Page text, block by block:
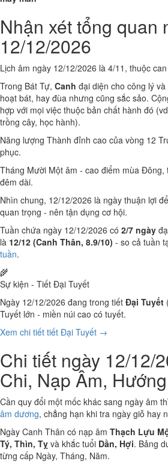
Nhận xét tổng quan
12/12/2026
Lịch âm ngày 12/12/2026 là 4/11, thuộc
Trong Bát Tự, Canh đại diện cho công lý
hoạt bát, hay đùa nhưng cũng sắc sảo.
hợp với mọi việc thuộc bản chất hành đó
trồng cây, học hành).
Năng lượng Thành đỉnh cao của vòng 12
phục.
Tháng Mười Một âm - cao điểm mùa Đông,
đêm dài.
Nhìn chung, 12/12/2026 là ngày thuận lợi
quan trọng - nên tận dụng cơ hội.
Tuần chứa ngày 12/12/2026 có 2/7 ngày
là 12/12 (Canh Thân, 8.9/10) - so cả tuần
tuần.
🌾
Sự kiện - Tiết Đại Tuyết
Ngày 12/12/2026 đang trong tiết Đại Tuyết
Tuyết lớn - miền núi cao có tuyết.
Xem chi tiết tiết Đại Tuyết →
Chi tiết ngày 12/12/
Chi, Nạp Âm, Hướng
Cần quy đổi một mốc khác sang ngày âm
âm dương, chẳng hạn khi tra ngày giỗ hay
Ngày Canh Thân có nạp âm Thạch Lựu
Tý, Thìn, Tỵ và khắc tuổi Dần, Hợi. Bảng
từng cấp Ngày, Tháng, Năm.